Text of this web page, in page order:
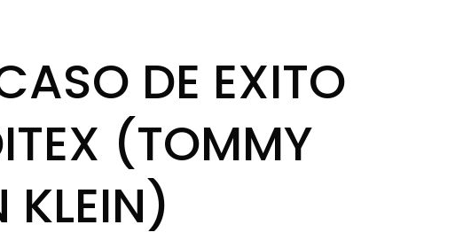
DE EXITO
(TOMMY
KLEIN)